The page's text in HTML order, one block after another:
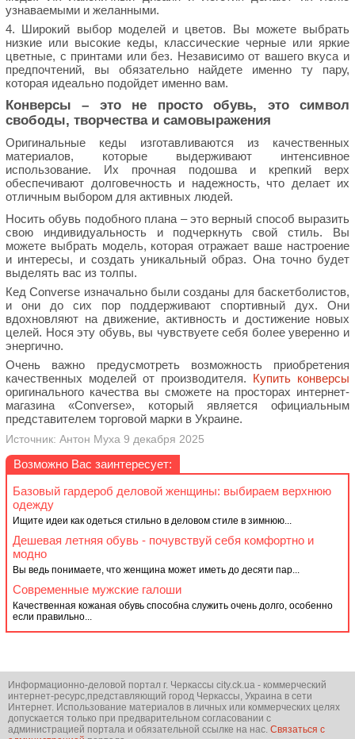
узнаваемыми и желанными.
4. Широкий выбор моделей и цветов. Вы можете выбрать
низкие или высокие кеды, классические черные или яркие
цветные, с принтами или без. Независимо от вашего вкуса и
предпочтений, вы обязательно найдете именно ту пару,
которая идеально подойдет именно вам.
Конверсы – это не просто обувь, это символ
свободы, творчества и самовыражения
Оригинальные кеды изготавливаются из качественных
материалов, которые выдерживают интенсивное
использование. Их прочная подошва и крепкий верх
обеспечивают долговечность и надежность, что делает их
отличным выбором для активных людей.
Носить обувь подобного плана – это верный способ выразить
свою индивидуальность и подчеркнуть свой стиль. Вы
можете выбрать модель, которая отражает ваше настроение
и интересы, и создать уникальный образ. Она точно будет
выделять вас из толпы.
Кед Converse изначально были созданы для баскетболистов,
и они до сих пор поддерживают спортивный дух. Они
вдохновляют на движение, активность и достижение новых
целей. Нося эту обувь, вы чувствуете себя более уверенно и
энергично.
Очень важно предусмотреть возможность приобретения
качественных моделей от производителя. Купить конверсы
оригинального качества вы сможете на просторах интернет-
магазина «Converse», который является официальным
представителем торговой марки в Украине.
Источник: Антон Муха 9 декабря 2025
Возможно Вас заинтересует:
Базовый гардероб деловой женщины: выбираем верхнюю
одежду
Ищите идеи как одеться стильно в деловом стиле в зимнюю...
Дешевая летняя обувь - почувствуй себя комфортно и
модно
Вы ведь понимаете, что женщина может иметь до десяти пар...
Современные мужские галоши
Качественная кожаная обувь способна служить очень долго, особенно
если правильно...
Информационно-деловой портал г. Черкассы city.ck.ua - коммерческий
интернет-ресурс,представляющий город Черкассы, Украина в сети
Интернет. Использование материалов в личных или коммерческих целях
допускается только при предварительном согласовании с
администрацией портала и обязательной ссылке на нас. Связаться с